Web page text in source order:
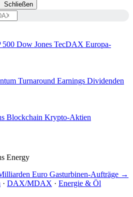
Schließen
500 Dow Jones TecDAX Europa-
Turnaround Earnings Dividenden
Blockchain Krypto-Aktien
Energy
Euro Gasturbinen-Aufträge →
· DAX/MDAX · Energie & Öl